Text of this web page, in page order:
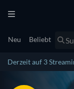
Neu Beliebt
Derzeit auf 3